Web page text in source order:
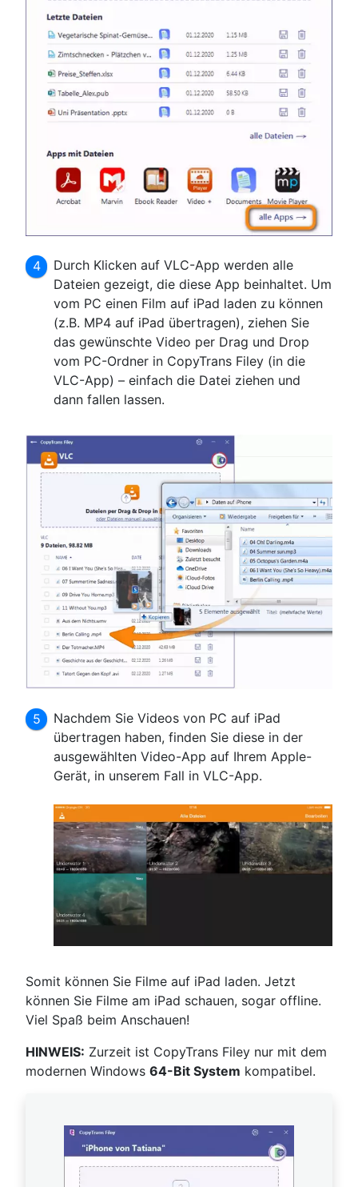
Durch Klicken auf VLC-App werden alle
Dateien gezeigt, die diese App beinhaltet. Um
vom PC einen Film auf iPad laden zu können
(z.B. MP4 auf iPad übertragen), ziehen Sie
das gewünschte Video per Drag und Drop
vom PC-Ordner in CopyTrans Filey (in die
VLC-App) – einfach die Datei ziehen und
dann fallen lassen.
Nachdem Sie Videos von PC auf iPad
übertragen haben, finden Sie diese in der
ausgewählten Video-App auf Ihrem Apple-
Gerät, in unserem Fall in VLC-App.
Somit können Sie Filme auf iPad laden. Jetzt
können Sie Filme am iPad schauen, sogar offline.
Viel Spaß beim Anschauen!
HINWEIS: Zurzeit ist CopyTrans Filey nur mit dem
modernen Windows 64-Bit System kompatibel.